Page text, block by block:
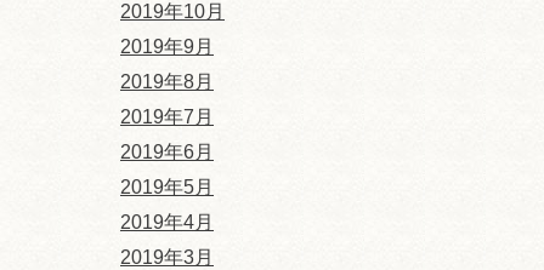
2019年10月
2019年9月
2019年8月
2019年7月
2019年6月
2019年5月
2019年4月
2019年3月